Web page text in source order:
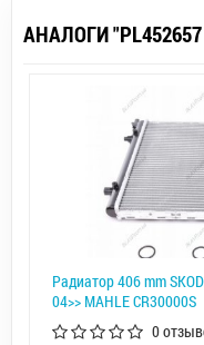
АНАЛОГИ "PL452657
Радиатор 406 mm
04>> MAHLE CR30000S
0